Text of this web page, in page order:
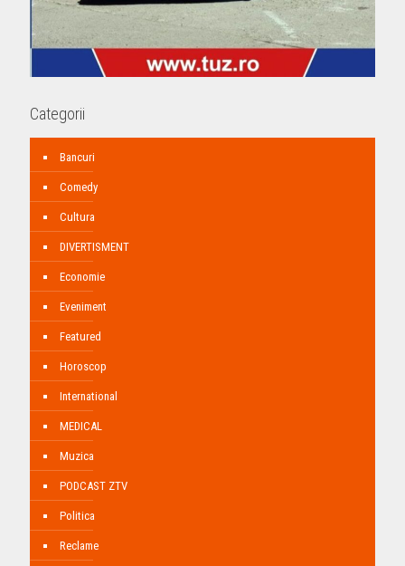
Categorii
Bancuri
Comedy
Cultura
DIVERTISMENT
Economie
Eveniment
Featured
Horoscop
International
MEDICAL
Muzica
PODCAST ZTV
Politica
Reclame